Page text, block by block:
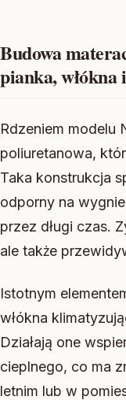
Budowa
pianka,
Rdzeniem modelu
poliuretanowa,
Taka konstrukcja
odporny na
przez długi czas.
ale także
Istotnym
włókna
Działają one
cieplnego, co ma
letnim lub w